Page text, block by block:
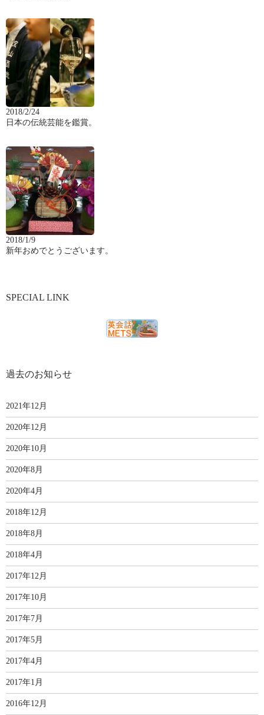
2018/2/24
日本の伝統芸能を鑑賞。
2018/1/9
新年おめでとうございます。
SPECIAL LINK
過去のお知らせ
2021年12月
2020年12月
2020年10月
2020年8月
2020年4月
2018年12月
2018年8月
2018年4月
2017年12月
2017年10月
2017年7月
2017年5月
2017年4月
2017年1月
2016年12月